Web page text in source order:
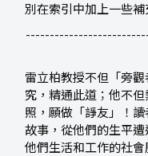
別在索引中加上一些補
雷立柏教授不但「旁
究，精通此道；他不
照，願做「諍友」！
故事，從他們的生平
他們生活和工作的社